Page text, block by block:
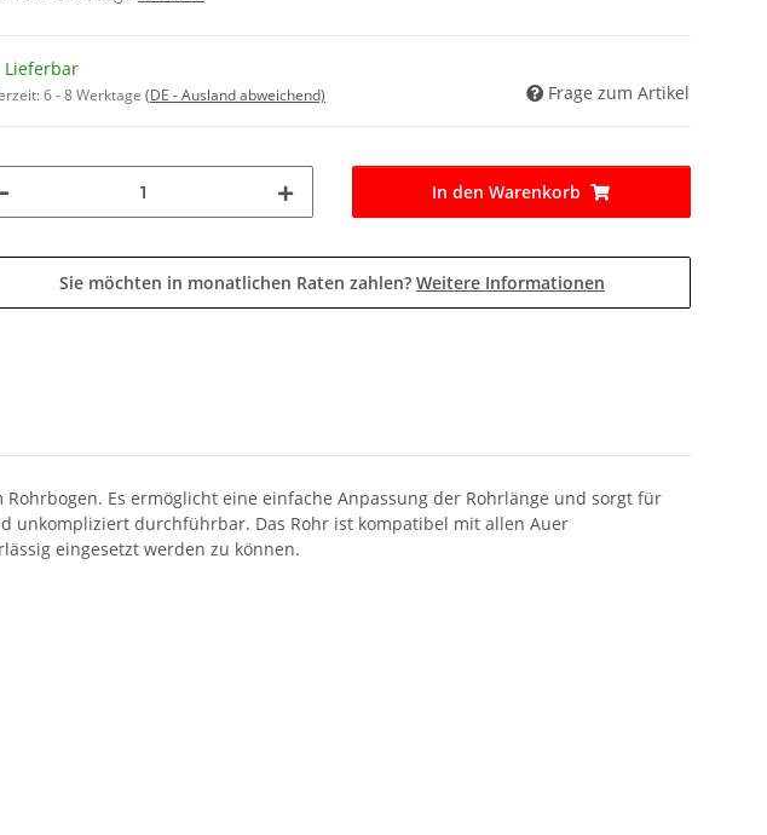
Lieferbar
6 - 8 Werktage (DE - Ausland abweichend) Frage zum Artikel
In den Warenkorb
Sie möchten in monatlichen Raten zahlen? Weitere Informationen
Es ermöglicht eine einfache Anpassung der Rohrlänge und sorgt für
unkompliziert durchführbar. Das Rohr ist kompatibel mit allen Auer
eingesetzt werden zu können.